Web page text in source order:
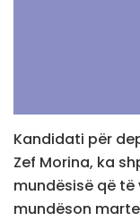
Kandidati për
Zef Morina, ka
mundësisë që të
mundëson